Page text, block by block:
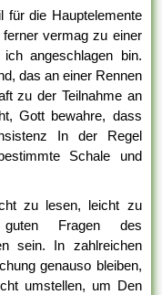
für die Hauptelemente
vermag zu einer
angeschlagen bin.
das an einer Rennen
zu der Teilnahme an
Gott bewahre, dass
In der Regel
Schale und
zu lesen, leicht zu
Fragen des
sein. In zahlreichen
genauso bleiben,
umstellen, um Den